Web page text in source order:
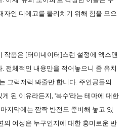
자인 디에고를 물리치기 위해 힘을 모으
작품은 [터미네이터]스런 설정에 엑스맨
전체적인 내용만을 적어놓으니 좀 유치
그럭저럭 봐줄만 합니다. 주인공들의
된 이유라든지, '복수'라는 테마에 대한
지막에는 깜짝 반전도 준비해 놓고 있
의 여성은 누구인지에 대한 흥미로운 반